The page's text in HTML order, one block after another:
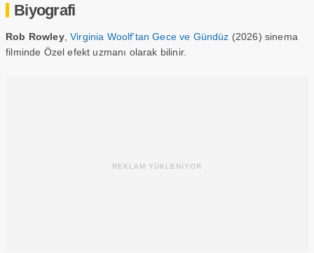
Biyografi
Rob Rowley,Virginia Woolf'tan Gece ve Gündüz (2026) sinema
filminde Özel efekt uzmanı olarak bilinir.
REKLAM YÜKLENİYOR